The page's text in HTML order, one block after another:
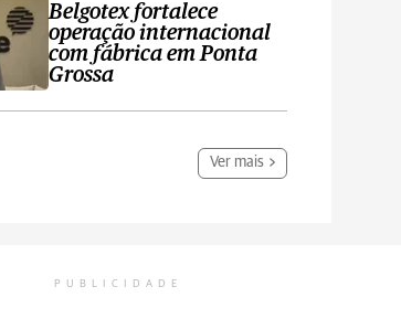
Belgotex fortalece
operação internacional
com fábrica em Ponta
Grossa
Ver mais
PUBLICIDADE